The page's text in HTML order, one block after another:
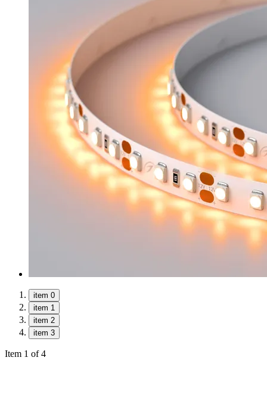
item 0
item 1
item 2
item 3
Item 1 of 4